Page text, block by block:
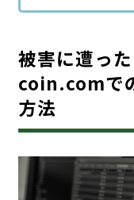
被害に遭っ
coin.comで
方法